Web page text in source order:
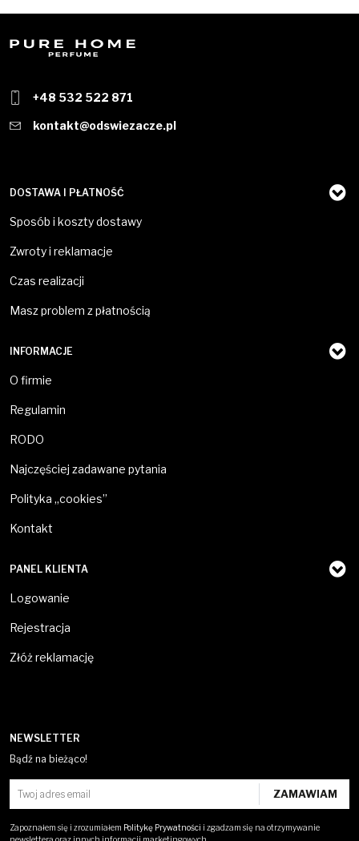
+48 532 522 871
kontakt@odswiezacze.pl
DOSTAWA I PŁATNOŚĆ
Sposób i koszty dostawy
Zwroty i reklamacje
Czas realizacji
Masz problem z płatnością
INFORMACJE
O firmie
Regulamin
RODO
Najczęściej zadawane pytania
Polityka „cookies”
Kontakt
PANEL KLIENTA
Logowanie
Rejestracja
Złóż reklamację
NEWSLETTER
Bądź na bieżąco!
Zapoznałem się i zrozumiałem Politykę Prywatności i zgadzam się na otrzymywanie